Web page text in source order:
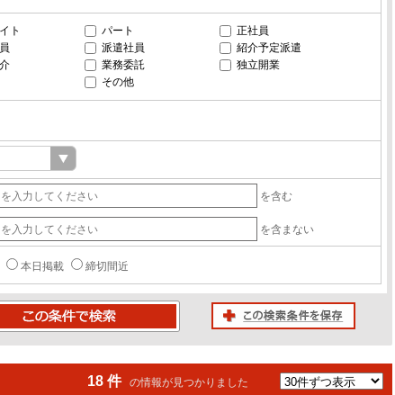
ト パート
正社員
派遣社員
紹介予定派遣
業務委託
独立開業
その他
を含む
を含まない
本日掲載 締切間近
18 件 の情報が見つかりました